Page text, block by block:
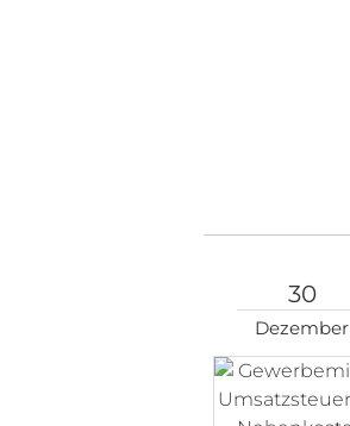
30
Dezember